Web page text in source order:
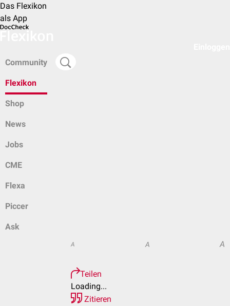
Das Flexikon
als App
Community
Flexikon
Shop
News
Jobs
CME
Flexa
Piccer
Ask
A A A
Teilen
Loading...
Zitieren